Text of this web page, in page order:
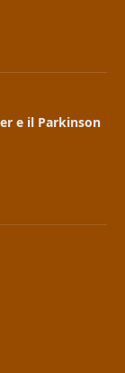
e il Parkinson